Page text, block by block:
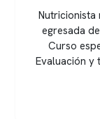
Médico
Chile,
Diplomado